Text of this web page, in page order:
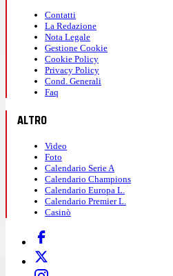
Contatti
La Redazione
Nota Legale
Gestione Cookie
Cookie Policy
Privacy Policy
Cond. Generali
Faq
ALTRO
Video
Foto
Calendario Serie A
Calendario Champions
Calendario Europa L.
Calendario Premier L.
Casinò